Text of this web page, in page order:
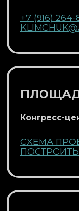
+7 (916) 264-
Конгресс-
СХЕМА